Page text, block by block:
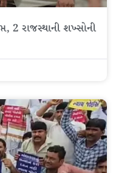
2 રાજસ્થાની શખ્સોની